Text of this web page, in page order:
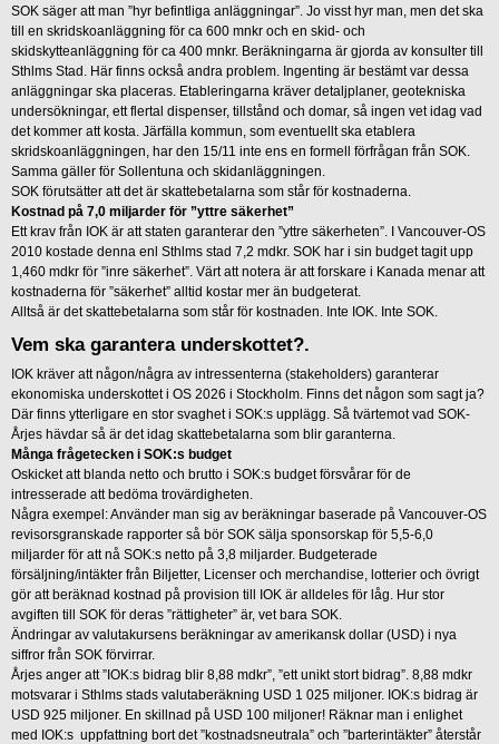
SOK säger att man ”hyr befintliga anläggningar”. Jo visst hyr man, men det ska
till en skridskoanläggning för ca 600 mnkr och en skid- och
skidskytteanläggning för ca 400 mnkr. Beräkningarna är gjorda av konsulter till
Sthlms Stad. Här finns också andra problem. Ingenting är bestämt var dessa
anläggningar ska placeras. Etableringarna kräver detaljplaner, geotekniska
undersökningar, ett flertal dispenser, tillstånd och domar, så ingen vet idag vad
det kommer att kosta. Järfälla kommun, som eventuellt ska etablera
skridskoanläggningen, har den 15/11 inte ens en formell förfrågan från SOK.
Samma gäller för Sollentuna och skidanläggningen.
SOK förutsätter att det är skattebetalarna som står för kostnaderna.
Kostnad på 7,0 miljarder för ”yttre säkerhet”
Ett krav från IOK är att staten garanterar den ”yttre säkerheten”. I Vancouver-OS
2010 kostade denna enl Sthlms stad 7,2 mdkr. SOK har i sin budget tagit upp
1,460 mdkr för ”inre säkerhet”. Värt att notera är att forskare i Kanada menar att
kostnaderna för ”säkerhet” alltid kostar mer än budgeterat.
Alltså är det skattebetalarna som står för kostnaden. Inte IOK. Inte SOK.
Vem ska garantera underskottet?.
IOK kräver att någon/några av intressenterna (stakeholders) garanterar
ekonomiska underskottet i OS 2026 i Stockholm. Finns det någon som sagt ja?
Där finns ytterligare en stor svaghet i SOK:s upplägg. Så tvärtemot vad SOK-
Årjes hävdar så är det idag skattebetalarna som blir garanterna.
Många frågetecken i SOK:s budget
Oskicket att blanda netto och brutto i SOK:s budget försvårar för de
intresserade att bedöma trovärdigheten.
Några exempel: Använder man sig av beräkningar baserade på Vancouver-OS
revisorsgranskade rapporter så bör SOK sälja sponsorskap för 5,5-6,0
miljarder för att nå SOK:s netto på 3,8 miljarder. Budgeterade
försäljning/intäkter från Biljetter, Licenser och merchandise, lotterier och övrigt
gör att beräknad kostnad på provision till IOK är alldeles för låg. Hur stor
avgiften till SOK för deras ”rättigheter” är, vet bara SOK.
Ändringar av valutakursens beräkningar av amerikansk dollar (USD) i nya
siffror från SOK förvirrar.
Årjes anger att ”IOK:s bidrag blir 8,88 mdkr”, ”ett unikt stort bidrag”. 8,88 mdkr
motsvarar i Sthlms stads valutaberäkning USD 1 025 miljoner. IOK:s bidrag är
USD 925 miljoner. En skillnad på USD 100 miljoner! Räknar man i enlighet
med IOK:s uppfattning bort det ”kostnadsneutrala” och ”barterintäkter” återstår